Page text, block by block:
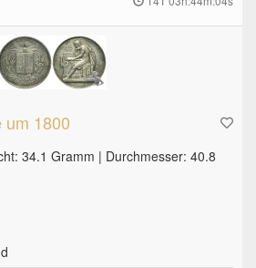
um 1800
34.1 Gramm | Durchmesser: 40.8